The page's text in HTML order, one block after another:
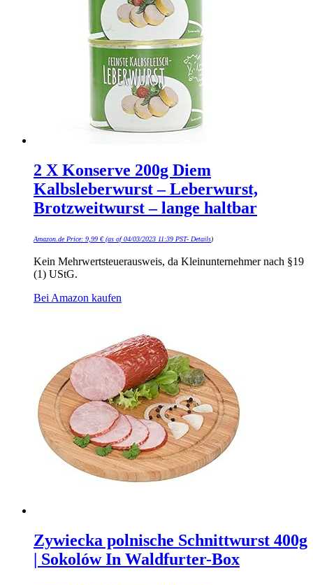
2 X Konserve 200g Diem
Kalbsleberwurst – Leberwurst,
Brotzweitwurst – lange haltbar
Amazon.de Price: 9,99 €(as of 04/03/2023 11:39 PST- Details)
Kein Mehrwertsteuerausweis, da Kleinunternehmer nach §19
(1) UStG.
Bei Amazon kaufen
Zywiecka polnische Schnittwurst 400g
| Sokolów In Waldfurter-Box